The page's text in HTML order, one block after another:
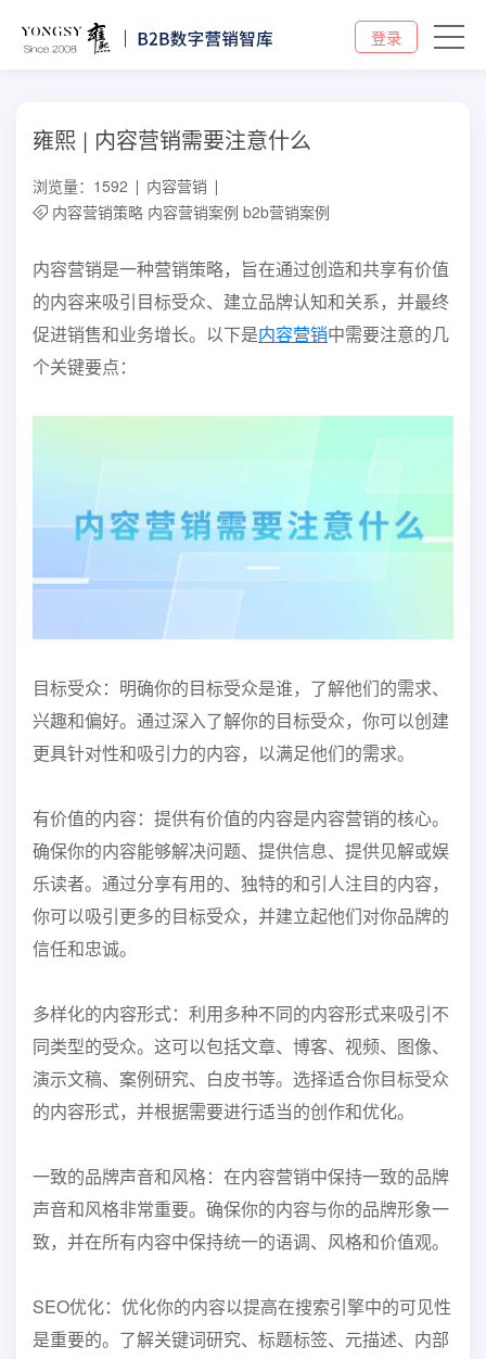
登录
雍熙 | 内容营销需要注意什么
浏览量：1592
内容营销
内容营销策略 内容营销案例 b2b营销案例
内容营销是一种营销策略，旨在通过创造和共享有价值
的内容来吸引目标受众、建立品牌认知和关系，并最终
促进销售和业务增长。以下是内容营销中需要注意的几
个关键要点：
目标受众：明确你的目标受众是谁，了解他们的需求、
兴趣和偏好。通过深入了解你的目标受众，你可以创建
更具针对性和吸引力的内容，以满足他们的需求。
有价值的内容：提供有价值的内容是内容营销的核心。
确保你的内容能够解决问题、提供信息、提供见解或娱
乐读者。通过分享有用的、独特的和引人注目的内容，
你可以吸引更多的目标受众，并建立起他们对你品牌的
信任和忠诚。
多样化的内容形式：利用多种不同的内容形式来吸引不
同类型的受众。这可以包括文章、博客、视频、图像、
演示文稿、案例研究、白皮书等。选择适合你目标受众
的内容形式，并根据需要进行适当的创作和优化。
一致的品牌声音和风格：在内容营销中保持一致的品牌
声音和风格非常重要。确保你的内容与你的品牌形象一
致，并在所有内容中保持统一的语调、风格和价值观。
SEO优化：优化你的内容以提高在搜索引擎中的可见性
是重要的。了解关键词研究、标题标签、元描述、内部